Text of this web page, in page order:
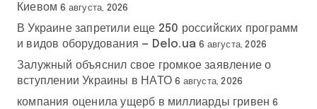
Киевом 6 августа, 2026
В Украине запретили еще 250 российских программ
и видов оборудования — Delo.ua 6 августа, 2026
Залужный объяснил свое громкое заявление о
вступлении Украины в НАТО 6 августа, 2026
компания оценила ущерб в миллиарды гривен 6